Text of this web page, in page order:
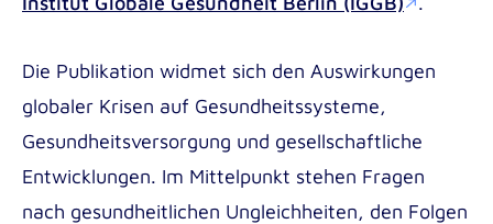
Die Publikation widmet sich den Auswirkungen
globaler Krisen auf Gesundheitssysteme,
Gesundheitsversorgung und gesellschaftliche
Entwicklungen. Im Mittelpunkt stehen Fragen
nach gesundheitlichen Ungleichheiten, den Folgen